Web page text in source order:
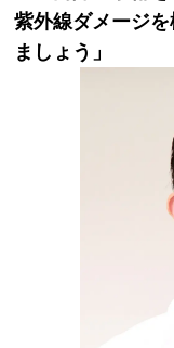
紫外線ダメージ
ましょう」